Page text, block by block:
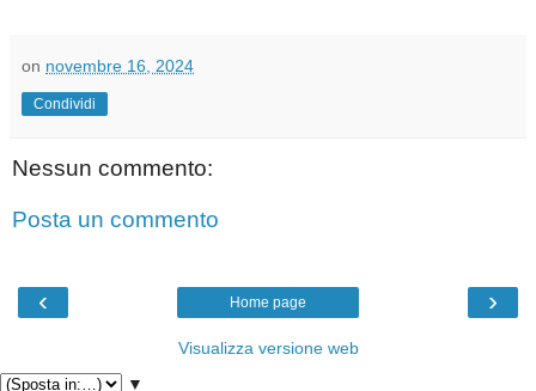
on novembre 16, 2024
Condividi
Nessun commento:
Posta un commento
‹ ›
Home page
Visualizza versione web
▼